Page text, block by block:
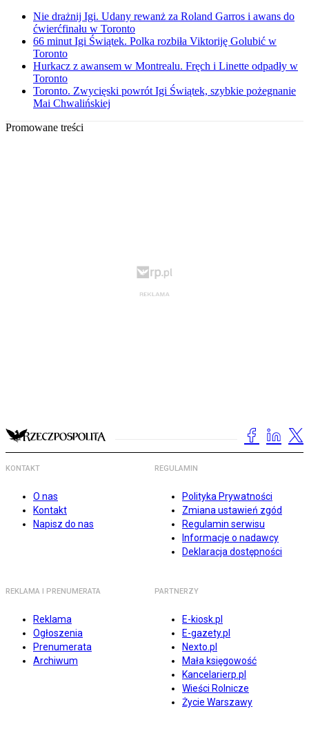
Nie drażnij Igi. Udany rewanż za Roland Garros i awans do
ćwierćfinału w Toronto
66 minut Igi Świątek. Polka rozbiła Viktoriję Golubić w
Toronto
Hurkacz z awansem w Montrealu. Fręch i Linette odpadły w
Toronto
Toronto. Zwycięski powrót Igi Świątek, szybkie pożegnanie
Mai Chwalińskiej
Promowane treści
KONTAKT
O nas
Kontakt
Napisz do nas
REGULAMIN
Polityka Prywatności
Zmiana ustawień zgód
Regulamin serwisu
Informacje o nadawcy
Deklaracja dostępności
REKLAMA I PRENUMERATA
Reklama
Ogłoszenia
Prenumerata
Archiwum
PARTNERZY
E-kiosk.pl
E-gazety.pl
Nexto.pl
Mała księgowość
Kancelarierp.pl
Wieści Rolnicze
Życie Warszawy